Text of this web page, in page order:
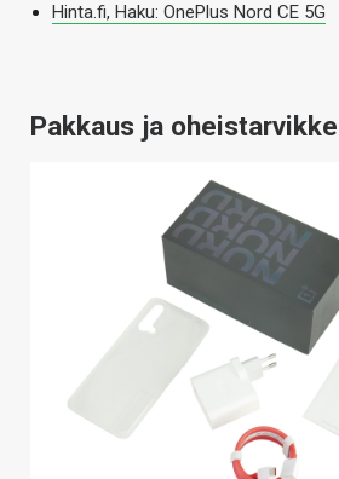
Hinta.fi, Haku: OnePlus Nord CE 5G
Pakkaus ja